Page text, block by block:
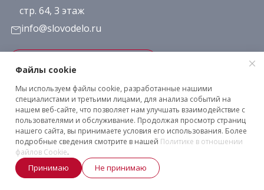
стр. 64, 3 этаж
info@slovodelo.ru
Заказать звонок
Подписаться на рассылку
Клиентское соглашение
Политика конфиденциальности
2026 © «Словодело». Все права защищены
Файлы cookie
Мы используем файлы cookie, разработанные нашими
специалистами и третьими лицами, для анализа событий на
нашем веб-сайте, что позволяет нам улучшать взаимодействие с
пользователями и обслуживание. Продолжая просмотр страниц
нашего сайта, вы принимаете условия его использования. Более
подробные сведения смотрите в нашей Политике в отношении
файлов Cookie.
Принимаю Не принимаю